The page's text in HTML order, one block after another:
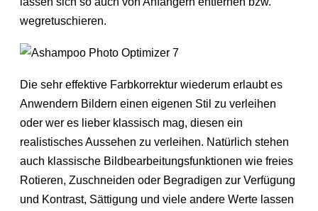
wegretuschieren.
Die sehr effektive Farbkorrektur wiederum erlaubt es
Anwendern Bildern einen eigenen Stil zu verleihen
oder wer es lieber klassisch mag, diesen ein
realistisches Aussehen zu verleihen. Natürlich stehen
auch klassische Bildbearbeitungsfunktionen wie freies
Rotieren, Zuschneiden oder Begradigen zur Verfügung
und Kontrast, Sättigung und viele andere Werte lassen